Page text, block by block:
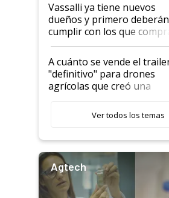
Vassalli ya tiene nuevos
dueños y primero deberán
cumplir con los que
cosechadoras y todavía
recibieron: quién está
del rescate de la empresa
A cuánto se vende el
"definitivo" para drones
agrícolas que creó una
contratistas invirtiendo
de dólares en drones de
precaria"
Ver todos los temas
Agtech